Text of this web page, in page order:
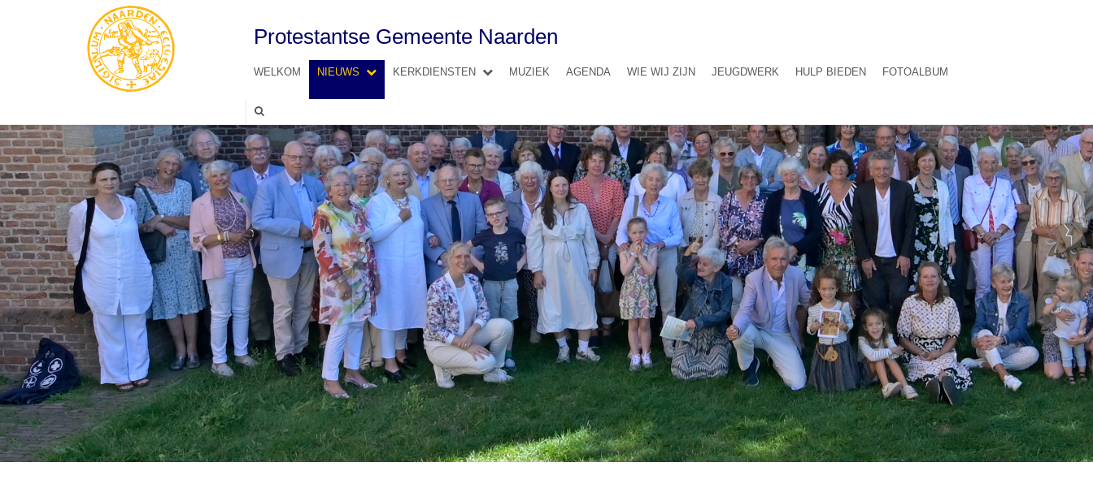
Protestantse Gemeente Naarden
WELKOM NIEUWS KERKDIENSTEN MUZIEK AGENDA WIE WIJ ZIJN JEUGDWERK HULP BIEDEN FOTOALBUM